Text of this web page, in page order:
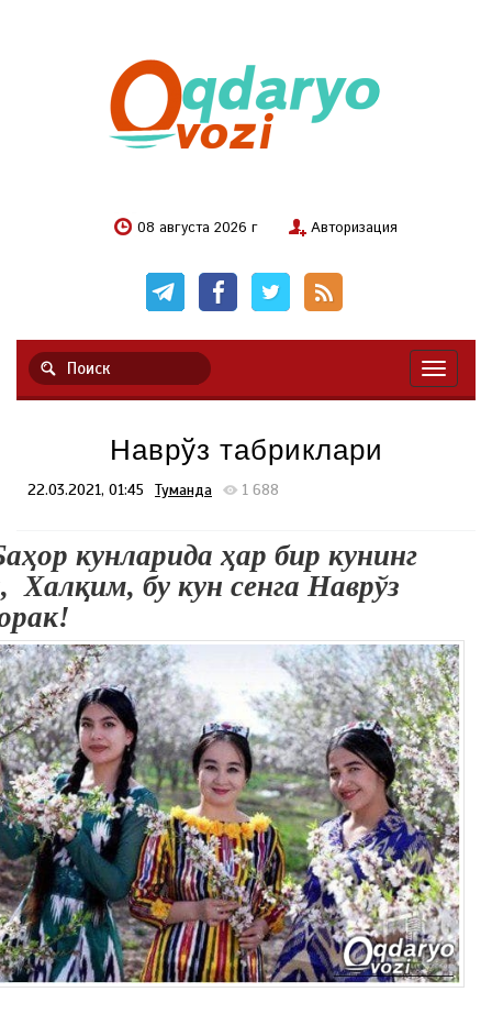
08 августа 2026 г Авторизация
Наврўз табриклари
22.03.2021, 01:45 Туманда 1 688
кунларида ҳар бир кунинг
Халқим, бу кун сенга Наврўз